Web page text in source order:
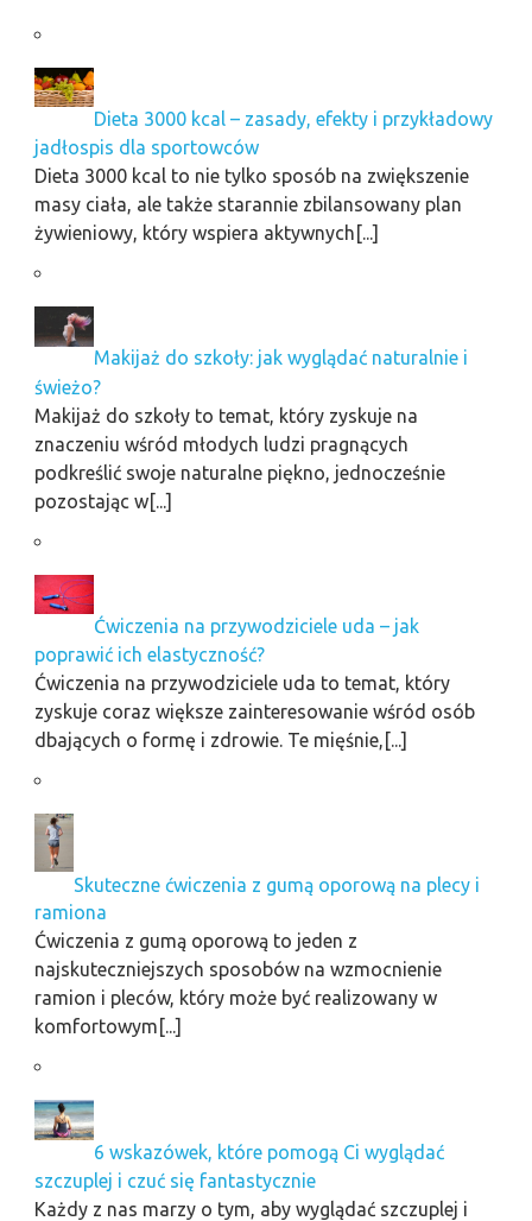
Dieta 3000 kcal – zasady, efekty i przykładowy
jadłospis dla sportowców
Dieta 3000 kcal to nie tylko sposób na zwiększenie
masy ciała, ale także starannie zbilansowany plan
żywieniowy, który wspiera aktywnych[...]
Makijaż do szkoły: jak wyglądać naturalnie i
świeżo?
Makijaż do szkoły to temat, który zyskuje na
znaczeniu wśród młodych ludzi pragnących
podkreślić swoje naturalne piękno, jednocześnie
pozostając w[...]
Ćwiczenia na przywodziciele uda – jak
poprawić ich elastyczność?
Ćwiczenia na przywodziciele uda to temat, który
zyskuje coraz większe zainteresowanie wśród osób
dbających o formę i zdrowie. Te mięśnie,[...]
Skuteczne ćwiczenia z gumą oporową na plecy i
ramiona
Ćwiczenia z gumą oporową to jeden z
najskuteczniejszych sposobów na wzmocnienie
ramion i pleców, który może być realizowany w
komfortowym[...]
6 wskazówek, które pomogą Ci wyglądać
szczuplej i czuć się fantastycznie
Każdy z nas marzy o tym, aby wyglądać szczuplej i